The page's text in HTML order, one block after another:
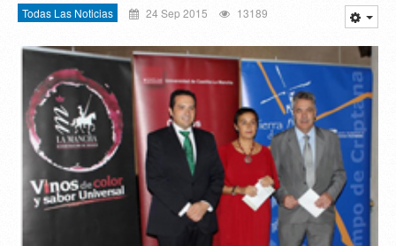
Todas Las Noticias 24 Sep 2015 13189